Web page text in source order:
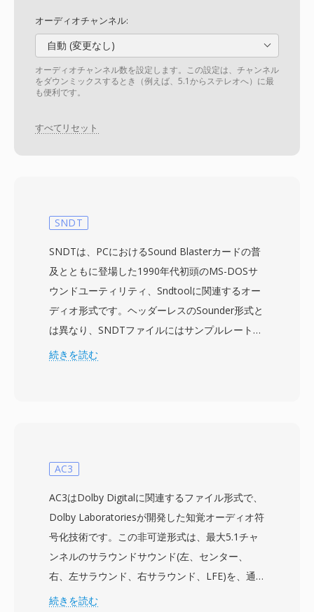
オーディオチャンネル:
自動 (変更なし)
オーディオチャンネル数を設定します。この設定は、チャンネル
をダウンミックスするとき（例えば、5.1からステレオへ）に最
も便利です。
すべてリセット
SNDT
SNDTは、PCにおけるSound Blasterカードの普
及とともに登場した1990年代初頭のMS-DOSサ
ウンドユーティリティ、Sndtoolに関連するオー
ディオ形式です。ヘッダーレスのSounder形式と
は異なり、SNDTファイルにはサンプルレートと
データ長を含む簡潔なヘッダーが含まれています
ーおよびプレーヤーとして機能し、シェアウェア
にバンドルされたりしました。競合するDOSオ
ーディオ形式に対する主な利点は、この自己記述
型ヘッダーで、見慣れないファイルを再生する際
の推測を排除しました — 標準化されたマルチメ
ディアフレームワークが存在する前には実際の問
題でした。形式のデコードも効率的で、当時の
続きを読む
AC3
AC3はDolby Digitalに関連するファイル形式で、
Dolby Laboratoriesが開発した知覚オーディオ符
号化技術です。この非可逆形式は、最大5.1チャ
ンネルのサラウンドサウンド(左、センター、
右、左サラウンド、右サラウンド、LFE)を、通
常192から640 kbpsのビットストリームにエンコ
続きを読む